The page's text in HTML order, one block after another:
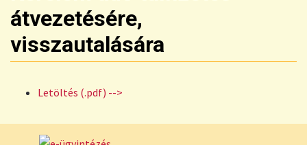
átvezetésére,
visszautalására
Letöltés (.pdf) -->